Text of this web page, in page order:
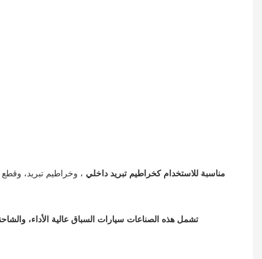
♦ خراطيم PASSION® مناسبة للاستخدام كخراطيم تبريد داخلي
♦ تشمل هذه الصناعات سيارات السباق عالية الأداء،